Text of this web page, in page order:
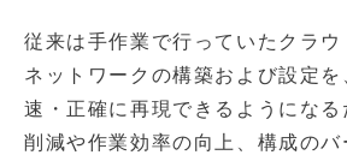
従来は手作業で行っていたクラ
ネットワークの構築および設定
速・正確に再現できるようにな
削減や作業効率の向上、構成の